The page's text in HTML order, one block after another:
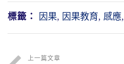
標籤： 因果, 因果教育, 感應,
上一篇文章